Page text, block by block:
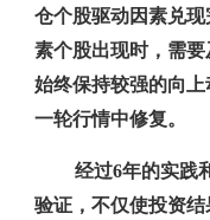
仓个股驱动因素兑
素个股出现时，需
始终保持较强的向
一轮行情中修复。
经过6年的实践
验证，不仅使投资